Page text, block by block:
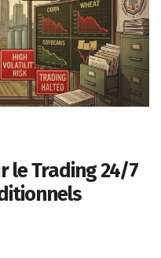
le Trading 24/7